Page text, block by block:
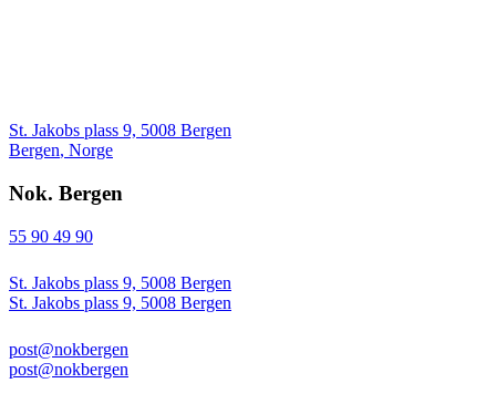
St. Jakobs plass 9, 5008 Bergen
Bergen, Norge
Nok. Bergen
55 90 49 90
St. Jakobs plass 9, 5008 Bergen
St. Jakobs plass 9, 5008 Bergen
post@nokbergen
post@nokbergen